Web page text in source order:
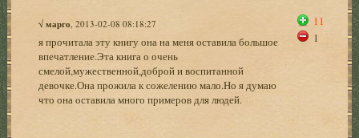
√марго , 2013-02-08 08:18:27
я прочитала эту книгу она на меня оставила большое
впечатление.Эта книга о очень
смелой,мужественной,доброй и воспитанной
девочке.Она прожила к сожелению мало.Но я думаю
что она оставила много примеров для людей.
11
1